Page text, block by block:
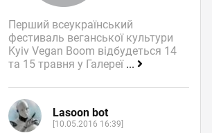
Перший всеукраїнський
фестиваль веганської культури
Kyiv Vegan Boom відбудеться 14
та 15 травня у Галереї ...
Lasoon bot
[10.05.2016 16:39]